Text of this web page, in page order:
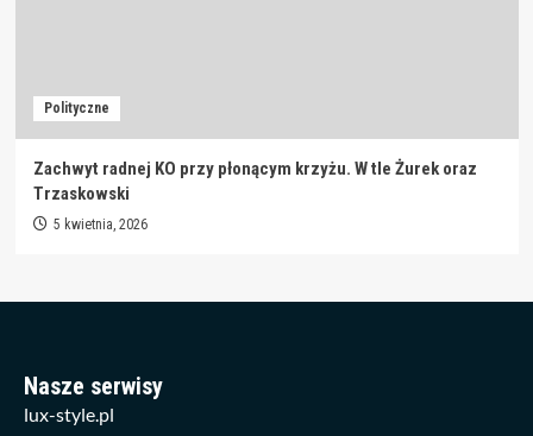
Polityczne
Zachwyt radnej KO przy płonącym krzyżu. W tle Żurek oraz
Trzaskowski
5 kwietnia, 2026
Nasze serwisy
lux-style.pl